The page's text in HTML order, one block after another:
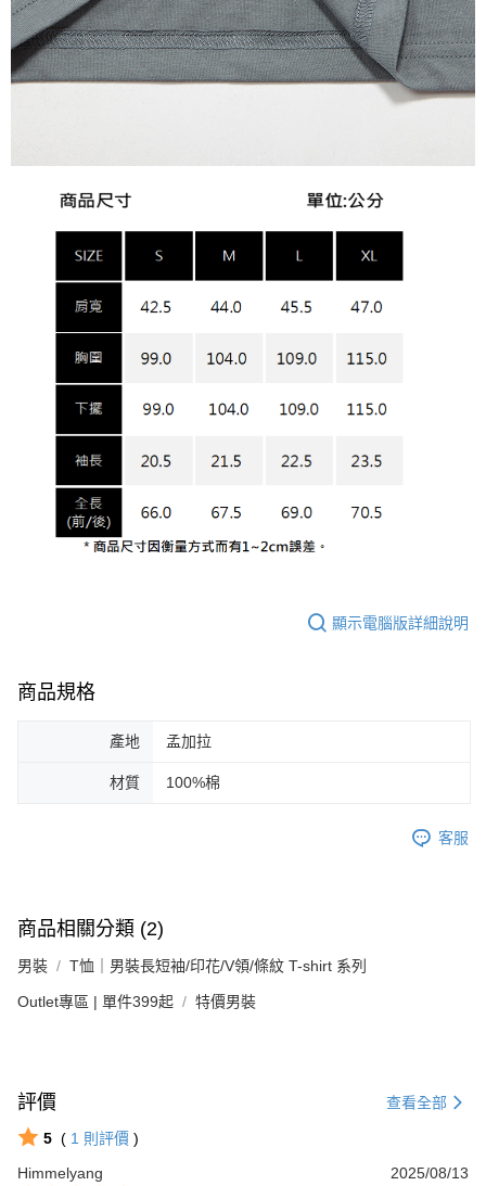
顯示電腦版詳細說明
商品規格
產地 孟加拉
材質 100%棉
客服
商品相關分類 (2)
男裝 T恤｜男裝長短袖/印花/V領/條紋 T-shirt 系列
Outlet專區 | 單件399起 特價男裝
評價 查看全部
5 ( 1 則評價 )
Himmelyang
2025/08/13